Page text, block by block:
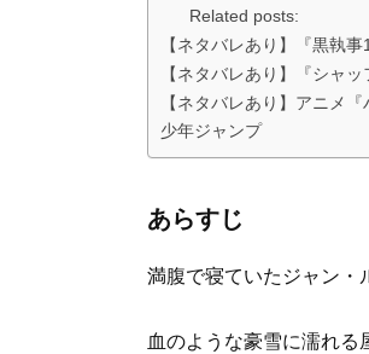
Related posts:
【ネタバレあり】『黒執
【ネタバレあり】『シャ
【ネタバレあり】アニメ
少年ジャンプ
あらすじ
満腹で寝ていたジャン・
血のような豪雪に濡れる